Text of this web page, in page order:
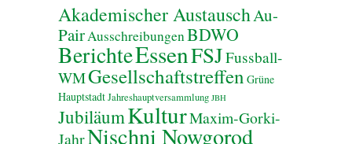
Akademischer AustauschAu-
PairAusschreibungenBDWO
BerichteEssenFSJFussball-
WMGesellschaftstreffen Grüne
HauptstadtJahreshauptversammlung JBH
JubiläumKulturMaxim-Gorki-
JahrNischni Nowgorod